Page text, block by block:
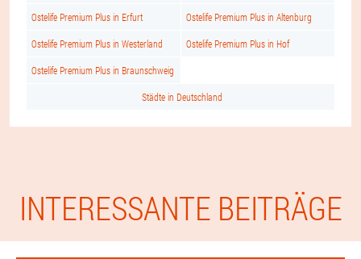
Ostelife Premium Plus in Erfurt Ostelife Premium Plus in Altenburg
Ostelife Premium Plus in Westerland Ostelife Premium Plus in Hof
Ostelife Premium Plus in Braunschweig
Städte in Deutschland
INTERESSANTE BEITRÄGE